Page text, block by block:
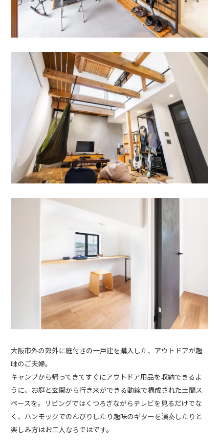
大阪市外の郊外に庭付きの一戸建を購入した、アウトドアが趣
味のご夫婦。
キャンプから帰ってきてすぐにアウトドア用品を収納できるよ
うに、お庭と玄関から行き来ができる動線で構成された土間ス
ペースを。リビングではくつろぎながらテレビを見るだけでな
く、ハンモックでのんびりしたり趣味のギターを演奏したりと
楽しみ方はお二人ならではです。